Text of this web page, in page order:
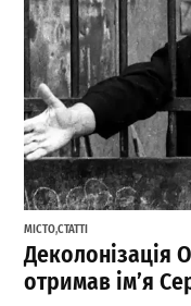
МІСТО,СТАТТІ
Деколонізація
отримав ім’я